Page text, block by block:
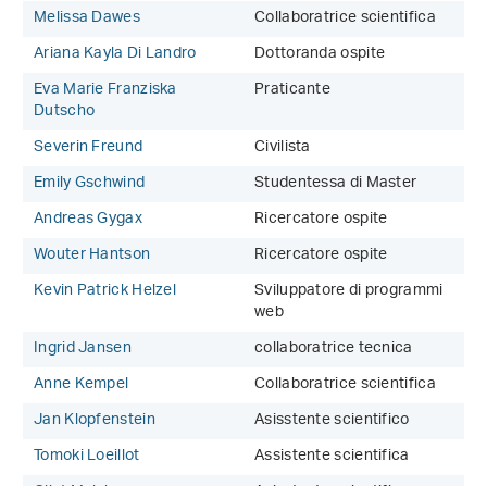
Melissa Dawes
Collaboratrice scientifica
Ariana Kayla Di Landro
Dottoranda ospite
Eva Marie Franziska
Dutscho
Praticante
Severin Freund
Civilista
Emily Gschwind
Studentessa di Master
Andreas Gygax
Ricercatore ospite
Wouter Hantson
Ricercatore ospite
Kevin Patrick Helzel
Sviluppatore di programmi
web
Ingrid Jansen
collaboratrice tecnica
Anne Kempel
Collaboratrice scientifica
Jan Klopfenstein
Asisstente scientifico
Tomoki Loeillot
Assistente scientifica